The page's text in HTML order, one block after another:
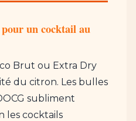
un cocktail au
Brut ou Extra Dry
du citron. Les bulles
subliment
les cocktails